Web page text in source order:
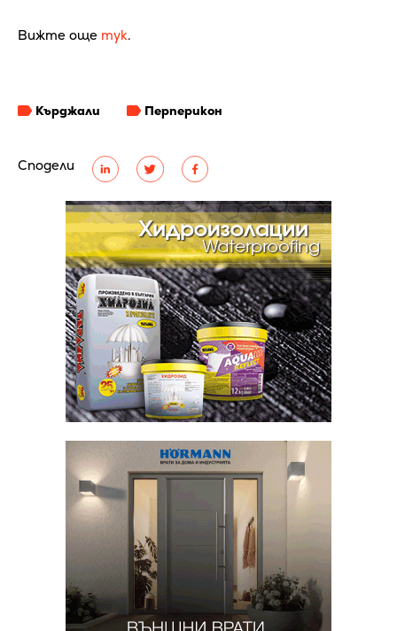
Сподели
Вижте още тук.
Кърджали Перперикон